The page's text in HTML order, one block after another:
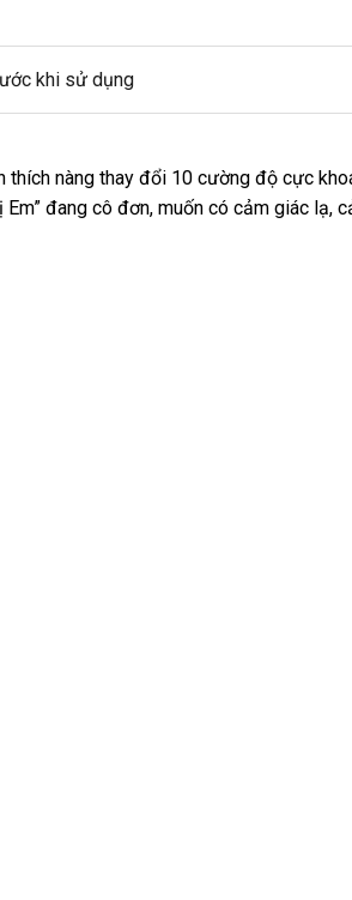
khi sử dụng
thích nàng thay đổi 10 cường độ cực
Em” đang cô đơncung
, muốn có cảm giác lạ,